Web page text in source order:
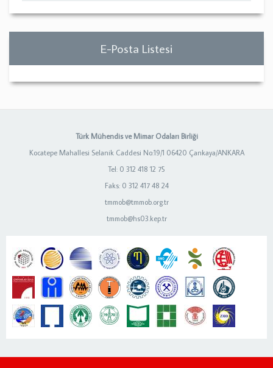
E-Posta Listesi
Türk Mühendis ve Mimar Odaları Birliği
Kocatepe Mahallesi Selanik Caddesi No:19/1 06420 Çankaya/ANKARA
Tel: 0 312 418 12 75
Faks: 0 312 417 48 24
tmmob@tmmob.org.tr
tmmob@hs03.kep.tr